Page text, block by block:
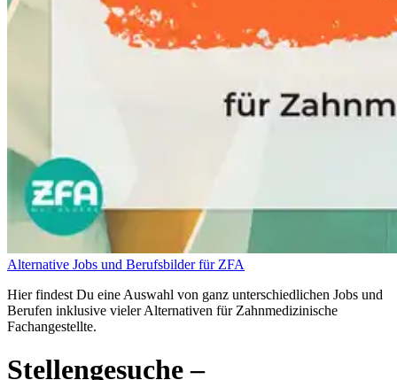
Alternative Jobs und Berufsbilder für ZFA
Hier findest Du eine Auswahl von ganz unterschiedlichen Jobs und
Berufen inklusive vieler Alternativen für Zahnmedizinische
Fachangestellte.
Stellengesuche–